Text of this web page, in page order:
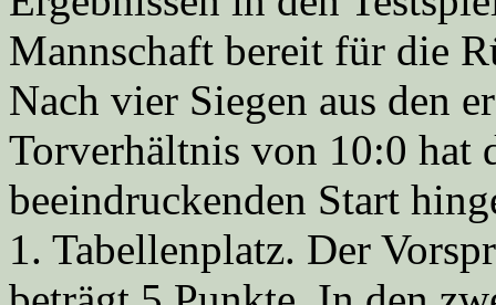
Mannschaft bereit für die
Nach vier Siegen aus den
Torverhältnis von 10:0 hat
beeindruckenden Start
1. Tabellenplatz. Der